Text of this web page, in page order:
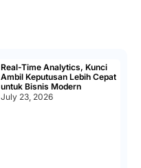
Real-Time Analytics, Kunci
Ambil Keputusan Lebih Cepat
untuk Bisnis Modern
July 23, 2026